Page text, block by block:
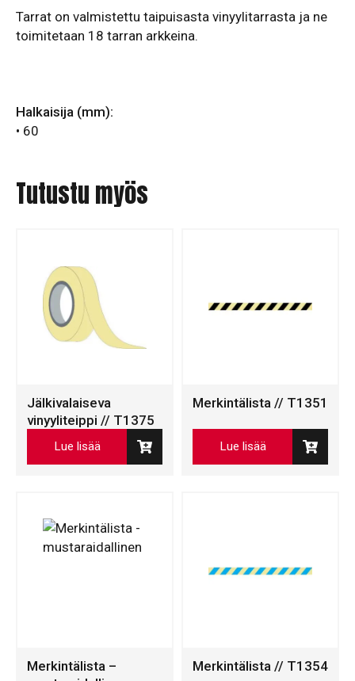
Tarrat on valmistettu taipuisasta vinyylitarrasta ja ne
toimitetaan 18 tarran arkkeina.
Halkaisija (mm):
• 60
Tutustu myös
Jälkivalaiseva
vinyyliteippi // T1375
Lue lisää
Merkintälista // T1351
Lue lisää
Merkintälista –
Merkintälista // T1354